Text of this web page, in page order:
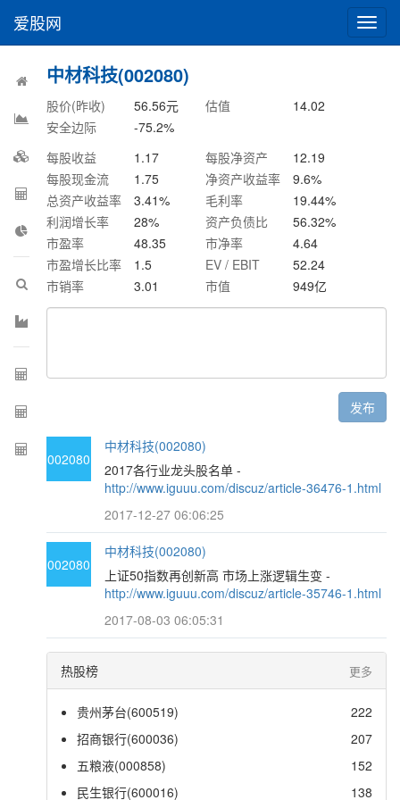
切
换
爱股网
中材科技(002080)
股价(昨收) 56.56元 估值
14.02
安全边际
-75.2%
每股收益
1.17 每股净资产
12.19
每股现金流
1.75 净资产收益率 9.6%
总资产收益率
3.41% 毛利率 19.44%
利润增长率
28% 资产负债比 56.32%
市盈率
48.35 市净率
4.64
市盈增长比率
1.5 EV / EBIT
52.24
市销率
3.01 市值 949亿
发布
002080
中材科技(002080)
2017各行业龙头股名单 -
http://www.iguuu.com/discuz/article-36476-1.html
2017-12-27 06:06:25
002080
中材科技(002080)
上证50指数再创新高 市场上涨逻辑生变 -
http://www.iguuu.com/discuz/article-35746-1.html
2017-08-03 06:05:31
热股榜 更多
贵州茅台(600519)
222
招商银行(600036)
207
五粮液(000858)
152
民生银行(600016)
138